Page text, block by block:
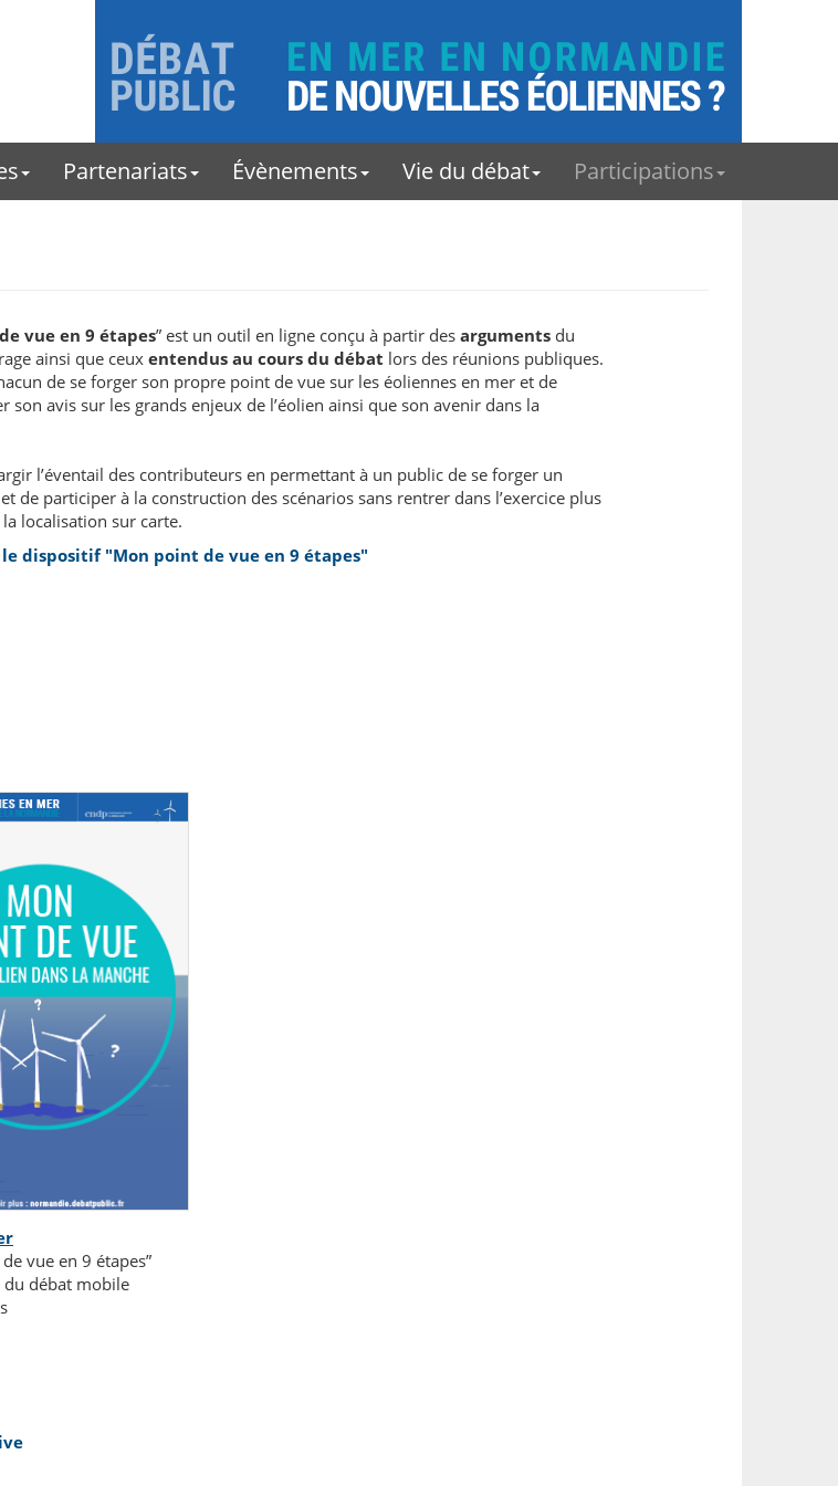
Partenariats Évènements Vie du débat Participations
vue en 9 étapes” est un outil en ligne conçu à partir des arguments du
ainsi que ceux entendus au cours du débat lors des réunions publiques.
de se forger son propre point de vue sur les éoliennes en mer et de
son avis sur les grands enjeux de l’éolien ainsi que son avenir dans la
l’éventail des contributeurs en permettant à un public de se forger un
de participer à la construction des scénarios sans rentrer dans l’exercice plus
localisation sur carte.
dispositif "Mon point de vue en 9 étapes"
vue en 9 étapes”
débat mobile